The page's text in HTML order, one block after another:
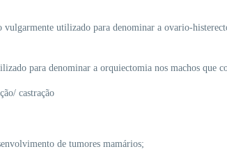
vulgarmente utilizado para denominar a ovario-
para denominar a orquiectomia nos machos que
castração
de tumores mamários;